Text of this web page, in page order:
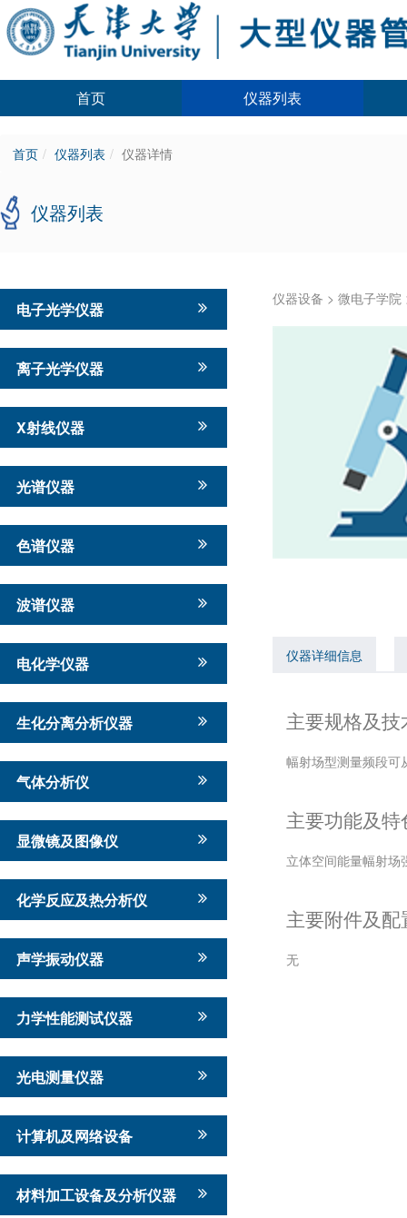
首页 仪器列表
首页 仪器列表 仪器详情
仪器列表
电子光学仪器
离子光学仪器
X射线仪器
光谱仪器
色谱仪器
波谱仪器
电化学仪器
生化分离分析仪器
气体分析仪
显微镜及图像仪
化学反应及热分析仪
声学振动仪器
力学性能测试仪器
光电测量仪器
计算机及网络设备
材料加工设备及分析仪器
仪器设备 > 微电子学院
仪器详细信息
主要规格及技
幅射场型测量频段可
主要功能及特
立体空间能量幅射场
主要附件及配
无